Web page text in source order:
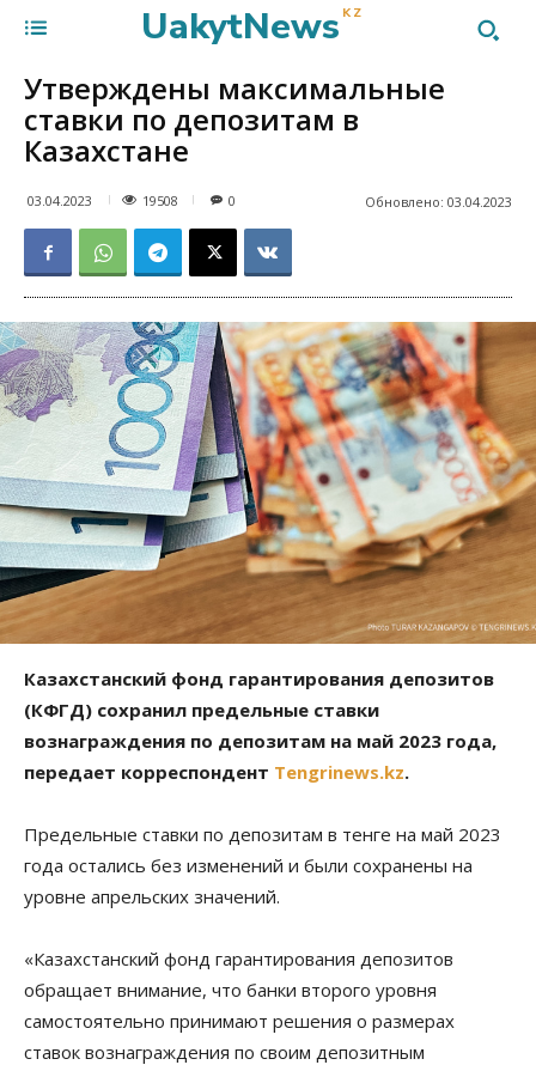
UakytNews KZ
Утверждены максимальные
ставки по депозитам в
Казахстане
03.04.2023 19508 Обновлено: 03.04.2023
0
Казахстанский фонд гарантирования депозитов
(КФГД) сохранил предельные ставки
вознаграждения по депозитам на май 2023 года,
передает корреспондент Tengrinews.kz.
Предельные ставки по депозитам в тенге на май 2023
года остались без изменений и были сохранены на
уровне апрельских значений.
«Казахстанский фонд гарантирования депозитов
обращает внимание, что банки второго уровня
самостоятельно принимают решения о размерах
ставок вознаграждения по своим депозитным